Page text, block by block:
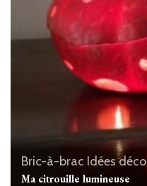
Bric-à-brac Idées déco
Ma citrouille lumineuse